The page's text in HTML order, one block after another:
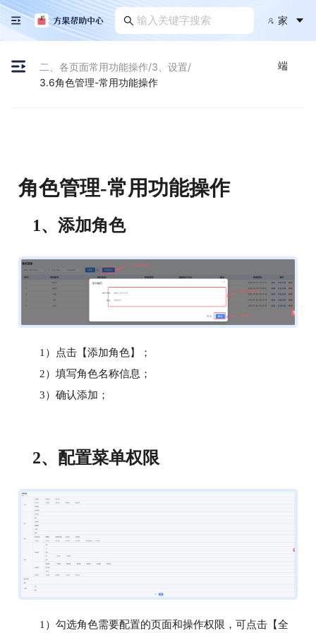
家
端
二、各页面常用功能操作/3、设置/
3.6角色管理-常用功能操作
角色管理-常用功能操作
1、 添加角色
1）点击【添加角色】；
2）填写角色名称信息；
3）确认添加；
2、 配置菜单权限
1）勾选角色需要配置的页面和操作权限，可点击【全